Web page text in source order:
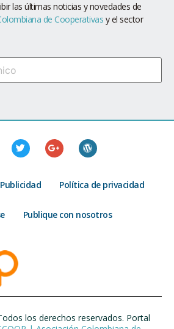
las últimas noticias y novedades de
de Cooperativas y el sector
Publicidad Política de privacidad
Publique con nosotros
los derechos reservados. Portal